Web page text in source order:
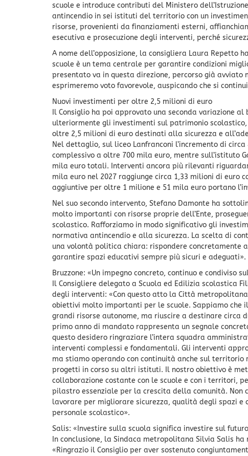
scuole e introduce contributi del Ministero
antincendio in sei istituti del territorio con un
risorse, provenienti da finanziamenti esterni,
esecutiva e prosecuzione degli interventi, perché
A nome dell’opposizione, la consigliera Laura Repetto
scuole è un tema centrale per garantire condizioni
presentato va in questa direzione, percorso già
esprimeremo voto favorevole, auspicando che si
Nuovi investimenti per oltre 2,5 milioni di euro
Il Consiglio ha poi approvato una seconda variazione
ulteriormente gli investimenti sul patrimonio
oltre 2,5 milioni di euro destinati alla sicurezza e
Nel dettaglio, sul liceo Lanfranconi l’incremento di
complessivo a oltre 700 mila euro, mentre sull’istituto
mila euro totali. Interventi ancora più rilevanti
mila euro nel 2027 raggiunge circa 1,33 milioni di euro
aggiuntive per oltre 1 milione e 51 mila euro portano
Nel suo secondo intervento, Stefano Damonte ha
molto importanti con risorse proprie dell’Ente,
scolastico. Rafforziamo in modo significativo gli
normativa antincendio e alla sicurezza. La scelta di
una volontà politica chiara: rispondere
garantire spazi educativi sempre più sicuri e adeguati».
Bruzzone: «Un impegno concreto, continuo e condiviso
Il Consigliere delegato a Scuola ed Edilizia scolastica
degli interventi: «Con questo atto la Città
obiettivi molto importanti per le scuole. Sappiamo che
grandi risorse autonome, ma riuscire a destinare circa
primo anno di mandato rappresenta un segnale
questo desidero ringraziare l’intera squadra
interventi complessi e fondamentali. Gli interventi
ma stiamo operando con continuità anche sul
progetti in corso su altri istituti. Il nostro obiettivo è
collaborazione costante con le scuole e con i territori,
pilastro essenziale per la crescita della comunità. Non
lavorare per migliorare sicurezza, qualità degli spazi e
personale scolastico».
Salis: «Investire sulla scuola significa investire sul
In conclusione, la Sindaca metropolitana Silvia Salis
«Ringrazio il Consiglio per aver sostenuto